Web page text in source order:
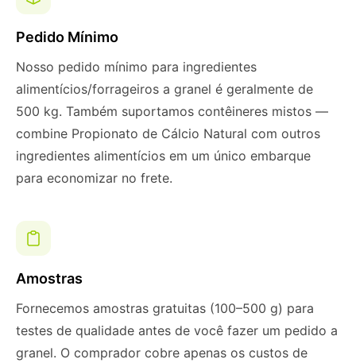
Pedido Mínimo
Nosso pedido mínimo para ingredientes
alimentícios/forrageiros a granel é geralmente de
500 kg. Também suportamos contêineres mistos —
combine Propionato de Cálcio Natural com outros
ingredientes alimentícios em um único embarque
para economizar no frete.
Amostras
Fornecemos amostras gratuitas (100–500 g) para
testes de qualidade antes de você fazer um pedido a
granel. O comprador cobre apenas os custos de